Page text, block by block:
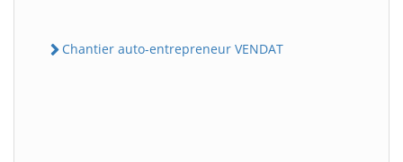
Chantier auto-entrepreneur VENDAT